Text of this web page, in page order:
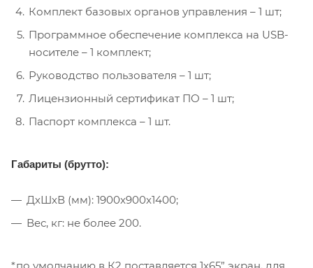
Комплект базовых органов управления – 1 шт;
Программное обеспечение комплекса на USB-
носителе – 1 комплект;
Руководство пользователя – 1 шт;
Лицензионный сертификат ПО – 1 шт;
Паспорт комплекса – 1 шт.
Габариты (брутто):
ДхШхВ (мм): 1900x900x1400;
Вес, кг: не более 200.